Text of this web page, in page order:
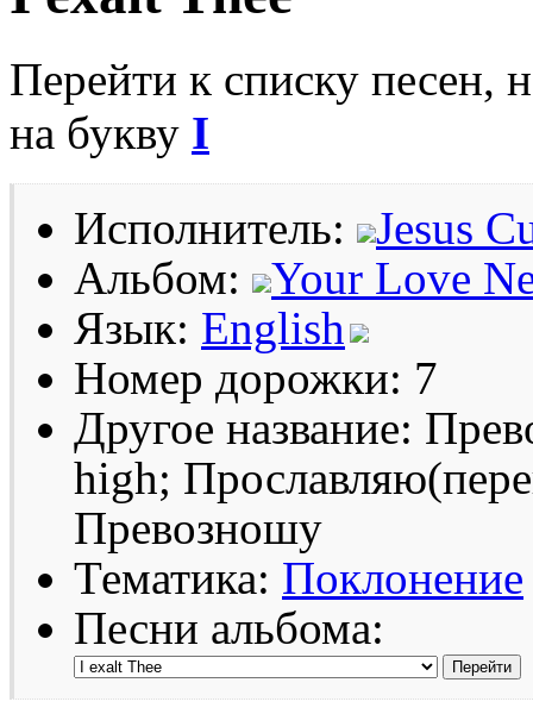
Перейти к списку песен,
на букву I
Исполнитель:
Jesus
Альбом:
Your Love
Язык: English
Номер дорожки: 7
Другое название:
high;
Превозношу
Тематика: Поклонение
Песни альбома: